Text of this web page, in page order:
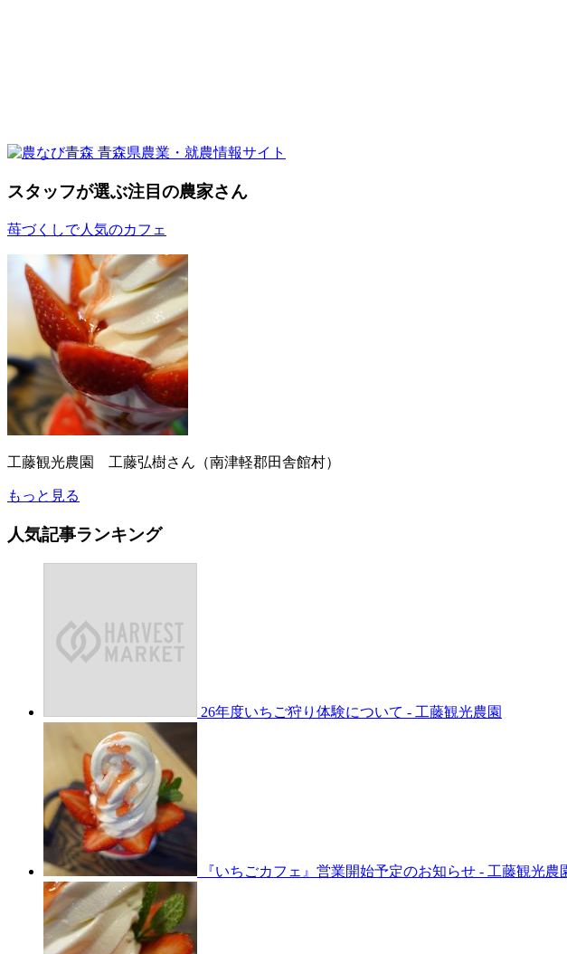
スタッフが選ぶ注目の農家さん
苺づくしで人気のカフェ
工藤観光農園 工藤弘樹さん（南津軽郡田舎館村）
もっと見る
人気記事ランキング
26年度いちご狩り体験について - 工藤観光農園
『いちごカフェ』営業開始予定のお知らせ - 工藤観光農